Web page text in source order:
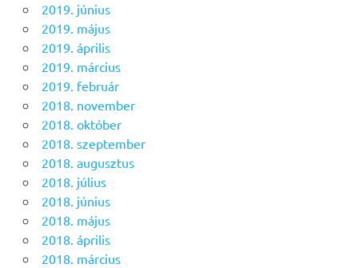
2019. június
2019. május
2019. április
2019. március
2019. február
2018. november
2018. október
2018. szeptember
2018. augusztus
2018. július
2018. június
2018. május
2018. április
2018. március